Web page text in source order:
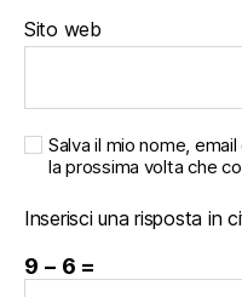
Sito web
Salva il mio nome,
la prossima volta che
Inserisci una risposta in
9 − 6 =